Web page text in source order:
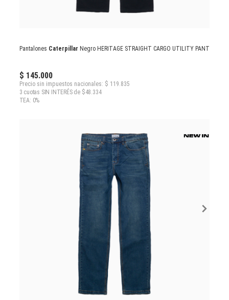
Pantalones Caterpillar Negro HERITAGE STRAIGHT CARGO UTILITY PANT
$ 145.000
Precio sin impuestos nacionales: $ 119.835
3 cuotas SIN INTERÉS de $48.334
TEA: 0%